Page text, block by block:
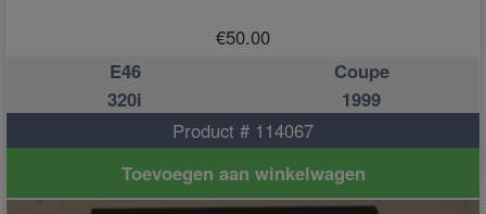
€50.00
E46
Coupe
320i
1999
Product # 114067
Toevoegen aan winkelwagen